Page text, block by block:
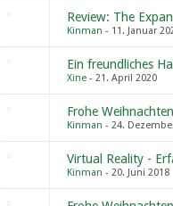
Review: The
Kinman 11. Januar
Ein freundliches
Xine 21. April 2020
Frohe Weihnachten
Kinman 24.
Virtual Reality -
Kinman 20. Juni 2018